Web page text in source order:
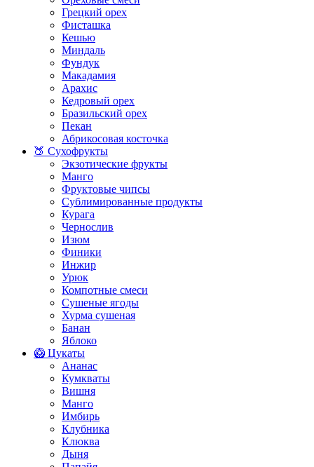
Грецкий орех
Фисташка
Кешью
Миндаль
Фундук
Макадамия
Арахис
Кедровый орех
Бразильский орех
Пекан
Абрикосовая косточка
🍑 Сухофрукты
Экзотические фрукты
Манго
Фруктовые чипсы
Сублимированные продукты
Курага
Чернослив
Изюм
Финики
Инжир
Урюк
Компотные смеси
Сушеные ягоды
Хурма сушеная
Банан
Яблоко
🥝 Цукаты
Ананас
Кумкваты
Вишня
Манго
Имбирь
Клубника
Клюква
Дыня